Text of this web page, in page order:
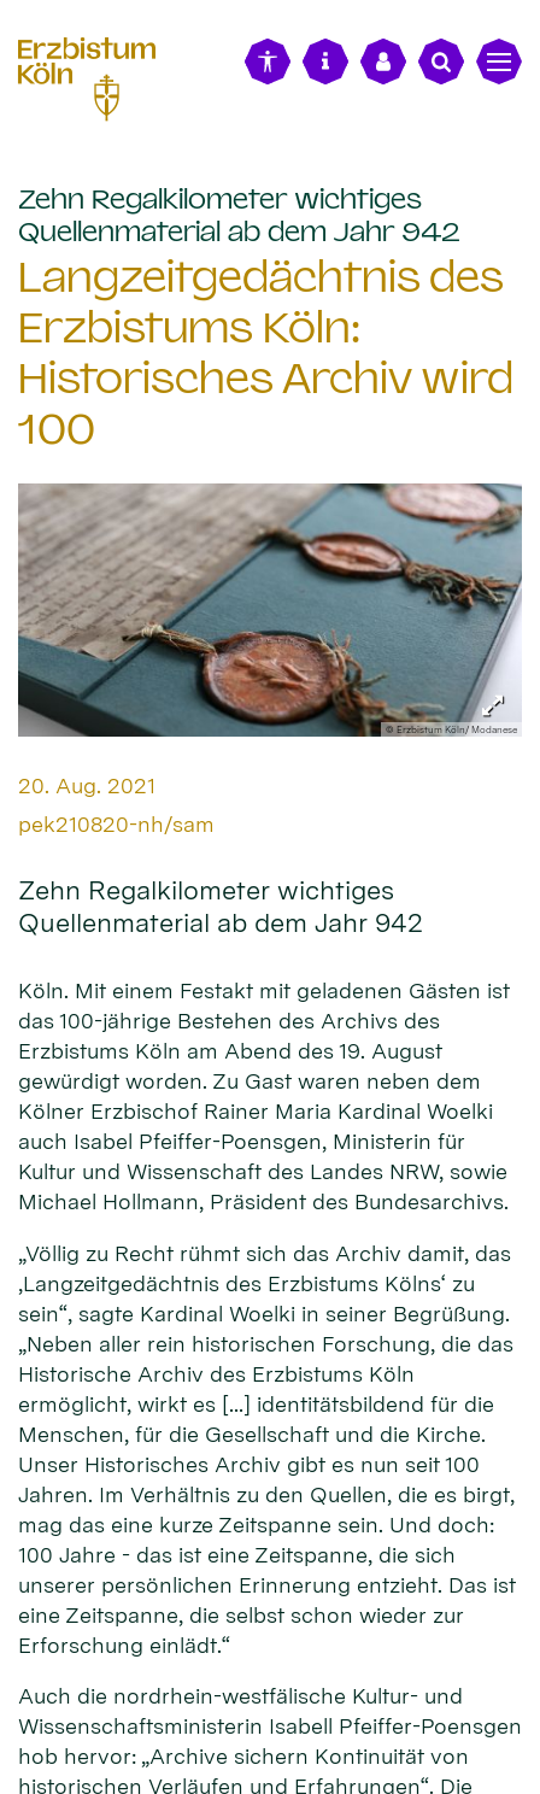
Zehn Regalkilometer wichtiges
Quellenmaterial ab dem Jahr 942
Langzeitgedächtnis des
Erzbistums Köln:
Historisches Archiv wird
100
© Erzbistum Köln/ Modanese
Datum:
20. Aug. 2021
Von:
pek210820-nh/sam
Zehn Regalkilometer wichtiges
Quellenmaterial ab dem Jahr 942
Köln. Mit einem Festakt mit geladenen Gästen ist
das 100-jährige Bestehen des Archivs des
Erzbistums Köln am Abend des 19. August
gewürdigt worden. Zu Gast waren neben dem
Kölner Erzbischof Rainer Maria Kardinal Woelki
auch Isabel Pfeiffer-Poensgen, Ministerin für
Kultur und Wissenschaft des Landes NRW, sowie
Michael Hollmann, Präsident des Bundesarchivs.
„Völlig zu Recht rühmt sich das Archiv damit, das
‚Langzeitgedächtnis des Erzbistums Kölns‘ zu
sein“, sagte Kardinal Woelki in seiner Begrüßung.
„Neben aller rein historischen Forschung, die das
Historische Archiv des Erzbistums Köln
ermöglicht, wirkt es […] identitätsbildend für die
Menschen, für die Gesellschaft und die Kirche.
Unser Historisches Archiv gibt es nun seit 100
Jahren. Im Verhältnis zu den Quellen, die es birgt,
mag das eine kurze Zeitspanne sein. Und doch:
100 Jahre - das ist eine Zeitspanne, die sich
unserer persönlichen Erinnerung entzieht. Das ist
eine Zeitspanne, die selbst schon wieder zur
Erforschung einlädt.“
Auch die nordrhein-westfälische Kultur- und
Wissenschaftsministerin Isabell Pfeiffer-Poensgen
hob hervor: „Archive sichern Kontinuität von
historischen Verläufen und Erfahrungen“. Die